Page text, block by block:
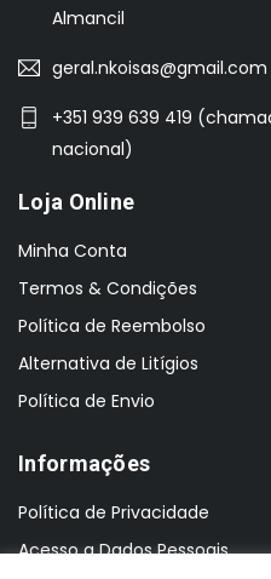
Almancil
geral.nkoisas@gmail.com
+351 939 639 419
nacional)
Loja Online
Minha Conta
Termos & Condições
Política de Reembolso
Alternativa de Litígios
Política de Envio
Informações
Política de Privacidade
Acesso a Dados Pessoais